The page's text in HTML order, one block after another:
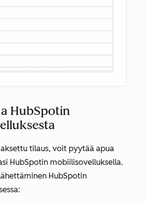
HubSpotin
tilaus, voit pyytää apua
HubSpotin mobiilisovelluksella.
HubSpotin